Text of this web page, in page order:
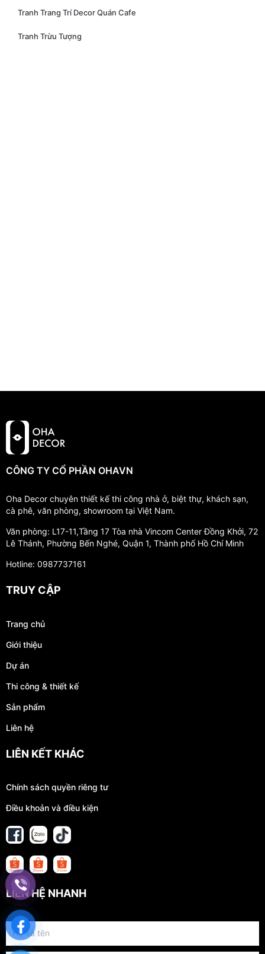
Tranh Trang Trí Decor Quán Cafe
Tranh Trừu Tượng
CÔNG TY CỔ PHẦN OHAVN
Oha Decor chuyên thiết kế thi công nhà ở, biệt thự, khách sạn,
cà phê, văn phòng, showroom tại Việt Nam.
Văn phòng: L17-11,Tầng 17 Tòa nhà Vincom Center Đồng Khởi, 72
Lê Thánh, Phường Bến Nghé, Quận 1, Thành phố Hồ Chí Minh
Hotline: 0987737161
TRUY CẬP
Trang chủ
Giới thiệu
Dự án
Thi công & thiết kế
Sản phẩm
Liên hệ
LIÊN KẾT KHÁC
Chính sách quyền riêng tư
Điều khoản và điều kiện
LIÊN HỆ NHANH